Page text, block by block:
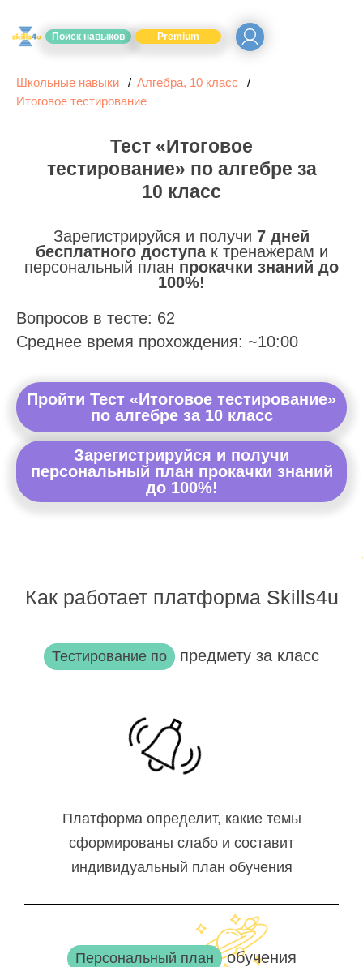
Поиск навыков Premium
Школьные навыки
Алгебра, 10 класс
Итоговое тестирование
Тест «Итоговое
тестирование» по алгебре за
10 класс
Зарегистрируйся и получи 7 дней
бесплатного доступак тренажерам и
персональный план прокачки знаний до
100%!
Вопросов в тесте: 62
Среднее время прохождения: ~10:00
Пройти Тест «Итоговое тестирование»
по алгебре за 10 класс
Зарегистрируйся и получи
персональный план прокачки знаний
до 100%!
Как работает платформа Skills4u
Тестирование по предмету за класс
Платформа определит, какие темы
сформированы слабо и составит
индивидуальный план обучения
Персональный план обучения